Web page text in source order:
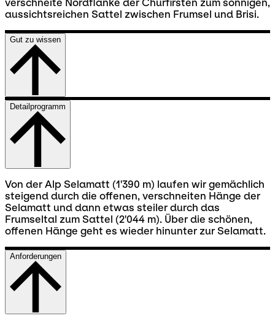
verschneite Nordflanke der Churfirsten zum sonnigen,
aussichtsreichen Sattel zwischen Frumsel und Brisi.
Gut zu wissen
Detailprogramm
Von der Alp Selamatt (1'390 m) laufen wir gemächlich
steigend durch die offenen, verschneiten Hänge der
Selamatt und dann etwas steiler durch das
Frumseltal zum Sattel (2'044 m). Über die schönen,
offenen Hänge geht es wieder hinunter zur Selamatt.
Anforderungen